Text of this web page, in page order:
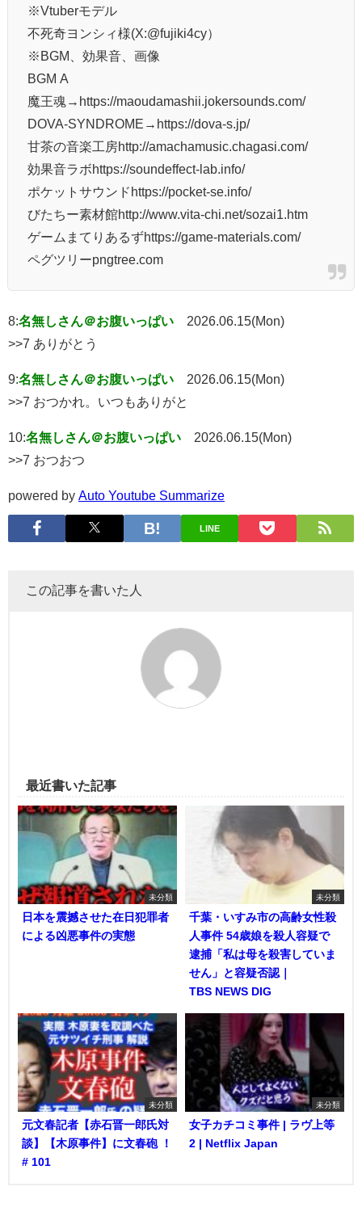
※Vtuberモデル
不死奇ヨンシィ様(X:@fujiki4cy）
※BGM、効果音、画像
BGM A
魔王魂→https://maoudamashii.jokersounds.com/
DOVA-SYNDROME→https://dova-s.jp/
甘茶の音楽工房http://amachamusic.chagasi.com/
効果音ラボhttps://soundeffect-lab.info/
ポケットサウンドhttps://pocket-se.info/
びたちー素材館http://www.vita-chi.net/sozai1.htm
ゲームまてりあるずhttps://game-materials.com/
ペグツリーpngtree.com
8:名無しさん＠お腹いっぱい
2026.06.15(Mon)
>>7 ありがとう
9:名無しさん＠お腹いっぱい
2026.06.15(Mon)
>>7 おつかれ。いつもありがと
10:名無しさん＠お腹いっぱい
2026.06.15(Mon)
>>7 おつおつ
powered by Auto Youtube Summarize
LINE
この記事を書いた人
最近書いた記事
未分類
日本を震撼させた在日犯罪者
による凶悪事件の実態
未分類
千葉・いすみ市の高齢女性殺
人事件 54歳娘を殺人容疑で
逮捕「私は母を殺害していま
せん」と容疑否認｜
TBS NEWS DIG
未分類
元文春記者【赤石晋一郎氏対
談】【木原事件】に文春砲 ！
# 101
未分類
女子カチコミ事件 | ラヴ上等
2 | Netflix Japan